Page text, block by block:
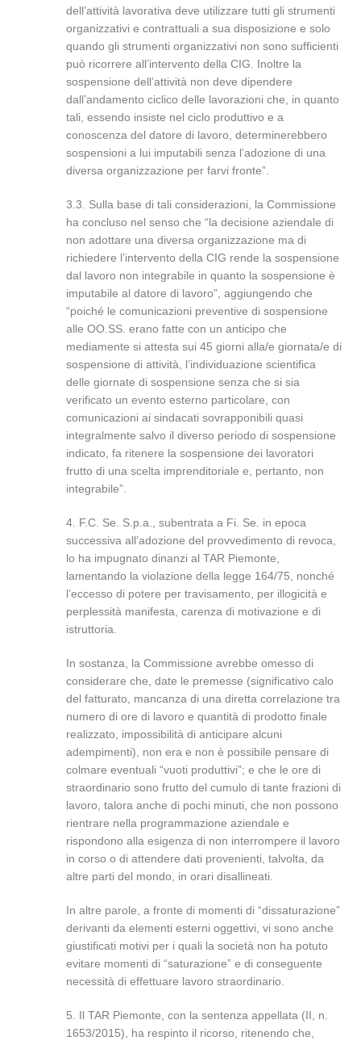
dell’attività lavorativa deve utilizzare tutti gli strumenti
organizzativi e contrattuali a sua disposizione e solo
quando gli strumenti organizzativi non sono sufficienti
può ricorrere all’intervento della CIG. Inoltre la
sospensione dell’attività non deve dipendere
dall’andamento ciclico delle lavorazioni che, in quanto
tali, essendo insiste nel ciclo produttivo e a
conoscenza del datore di lavoro, determinerebbero
sospensioni a lui imputabili senza l’adozione di una
diversa organizzazione per farvi fronte”.
3.3. Sulla base di tali considerazioni, la Commissione
ha concluso nel senso che “la decisione aziendale di
non adottare una diversa organizzazione ma di
richiedere l’intervento della CIG rende la sospensione
dal lavoro non integrabile in quanto la sospensione è
imputabile al datore di lavoro”, aggiungendo che
“poiché le comunicazioni preventive di sospensione
alle OO.SS. erano fatte con un anticipo che
mediamente si attesta sui 45 giorni alla/e giornata/e di
sospensione di attività, l’individuazione scientifica
delle giornate di sospensione senza che si sia
verificato un evento esterno particolare, con
comunicazioni ai sindacati sovrapponibili quasi
integralmente salvo il diverso periodo di sospensione
indicato, fa ritenere la sospensione dei lavoratori
frutto di una scelta imprenditoriale e, pertanto, non
integrabile”.
4. F.C. Se. S.p.a., subentrata a Fi. Se. in epoca
successiva all’adozione del provvedimento di revoca,
lo ha impugnato dinanzi al TAR Piemonte,
lamentando la violazione della legge 164/75, nonché
l’eccesso di potere per travisamento, per illogicità e
perplessità manifesta, carenza di motivazione e di
istruttoria.
In sostanza, la Commissione avrebbe omesso di
considerare che, date le premesse (significativo calo
del fatturato, mancanza di una diretta correlazione tra
numero di ore di lavoro e quantità di prodotto finale
realizzato, impossibilità di anticipare alcuni
adempimenti), non era e non è possibile pensare di
colmare eventuali “vuoti produttivi”; e che le ore di
straordinario sono frutto del cumulo di tante frazioni di
lavoro, talora anche di pochi minuti, che non possono
rientrare nella programmazione aziendale e
rispondono alla esigenza di non interrompere il lavoro
in corso o di attendere dati provenienti, talvolta, da
altre parti del mondo, in orari disallineati.
In altre parole, a fronte di momenti di “dissaturazione”
derivanti da elementi esterni oggettivi, vi sono anche
giustificati motivi per i quali la società non ha potuto
evitare momenti di “saturazione” e di conseguente
necessità di effettuare lavoro straordinario.
5. Il TAR Piemonte, con la sentenza appellata (II, n.
1653/2015), ha respinto il ricorso, ritenendo che,